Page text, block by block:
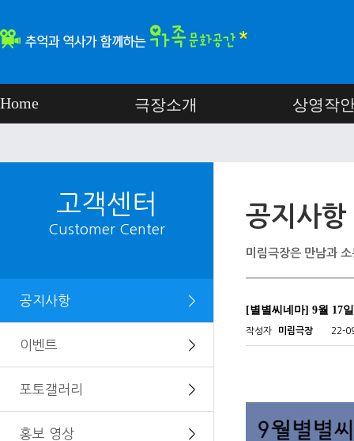
Home 극장소개 상영작
고객센터
Customer Center
공지사항 ＞
이벤트 ＞
포토갤러리 ＞
홍보 영상 ＞
공지사항
미림극장은 만남과
[별별씨네마] 9월 17
작성자 미림극장 22-